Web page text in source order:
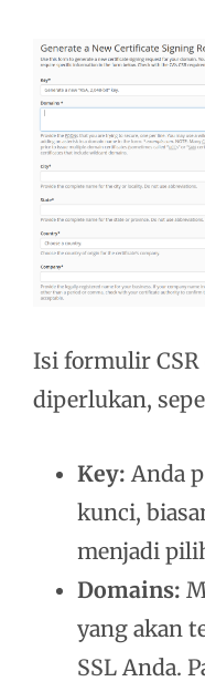
Isi formulir
diperlukan,
Key: Anda
kunci,
menjadi
Domains:
yang akan
SSL Anda.